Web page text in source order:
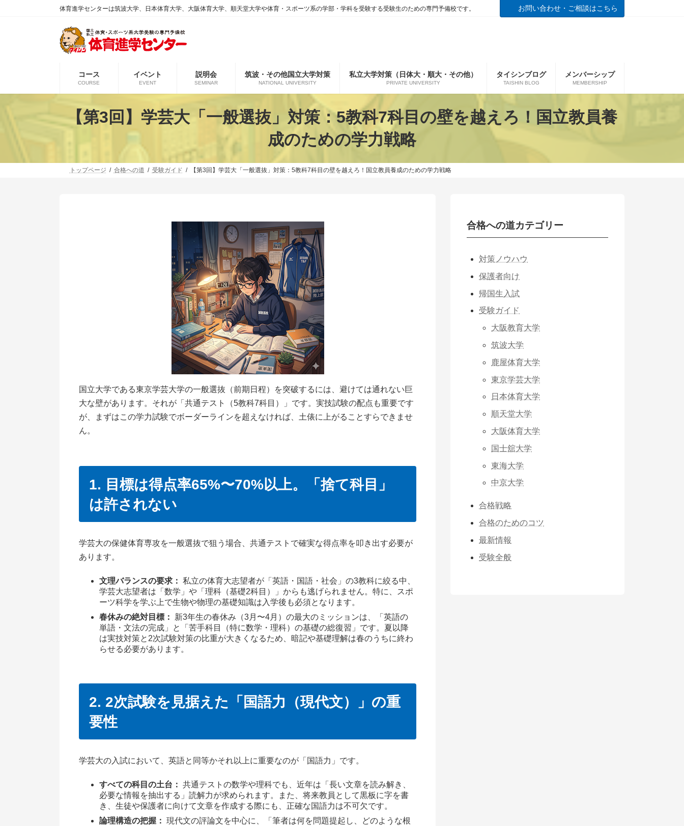
体育進学センターは筑波大学、日本体育大学、大阪体育大学、順天堂大学や体育・スポーツ系の学部・学科を受験する受験生のための専門予備校です。 お問い合わせ・ご相談はこちら
コース
COURSE
イベント
EVENT
説明会
SEMINAR
筑波・その他国立大学対策
NATIONAL UNIVERSITY
私立大学対策（日体大・順大・その他）
PRIVATE UNIVERSITY
タイシンブログ
TAISHIN BLOG
メンバーシップ
MEMBERSHIP
【第3回】学芸大「一般選抜」対策：5教科7科目の壁を越えろ！国立教員養
成のための学力戦略
トップページ 合格への道 受験ガイド 【第3回】学芸大「一般選抜」対策：5教科7科目の壁を越えろ！国立教員養成のための学力戦略
国立大学である東京学芸大学の一般選抜（前期日程）を突破するには、避けては通れない巨
大な壁があります。それが「共通テスト（5教科7科目）」です。実技試験の配点も重要です
が、まずはこの学力試験でボーダーラインを超えなければ、土俵に上がることすらできませ
ん。
1. 目標は得点率65%〜70%以上。「捨て科目」
は許されない
学芸大の保健体育専攻を一般選抜で狙う場合、共通テストで確実な得点率を叩き出す必要が
あります。
文理バランスの要求： 私立の体育大志望者が「英語・国語・社会」の3教科に絞る中、
学芸大志望者は「数学」や「理科（基礎2科目）」からも逃げられません。特に、スポ
ーツ科学を学ぶ上で生物や物理の基礎知識は入学後も必須となります。
春休みの絶対目標：
新3年生の春休み（3月〜4月）の最大のミッションは、「英語の
単語・文法の完成」と「苦手科目（特に数学・理科）の基礎の総復習」です。夏以降
は実技対策と2次試験対策の比重が大きくなるため、暗記や基礎理解は春のうちに終わ
らせる必要があります。
2. 2次試験を見据えた「国語力（現代文）」の重
要性
学芸大の入試において、英語と同等かそれ以上に重要なのが「国語力」です。
すべての科目の土台： 共通テストの数学や理科でも、近年は「長い文章を読み解き、
必要な情報を抽出する」読解力が求められます。また、将来教員として黒板に字を書
き、生徒や保護者に向けて文章を作成する際にも、正確な国語力は不可欠です。
論理構造の把握： 現代文の評論文を中心に、「筆者は何を問題提起し、どのような根
合格への道カテゴリー
対策ノウハウ
保護者向け
帰国生入試
受験ガイド
大阪教育大学
筑波大学
鹿屋体育大学
東京学芸大学
日本体育大学
順天堂大学
大阪体育大学
国士舘大学
東海大学
中京大学
合格戦略
合格のためのコツ
最新情報
受験全般